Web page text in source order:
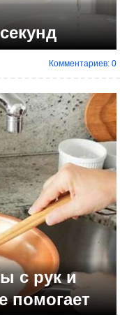
Комментариев: 0
с рук и
помогает